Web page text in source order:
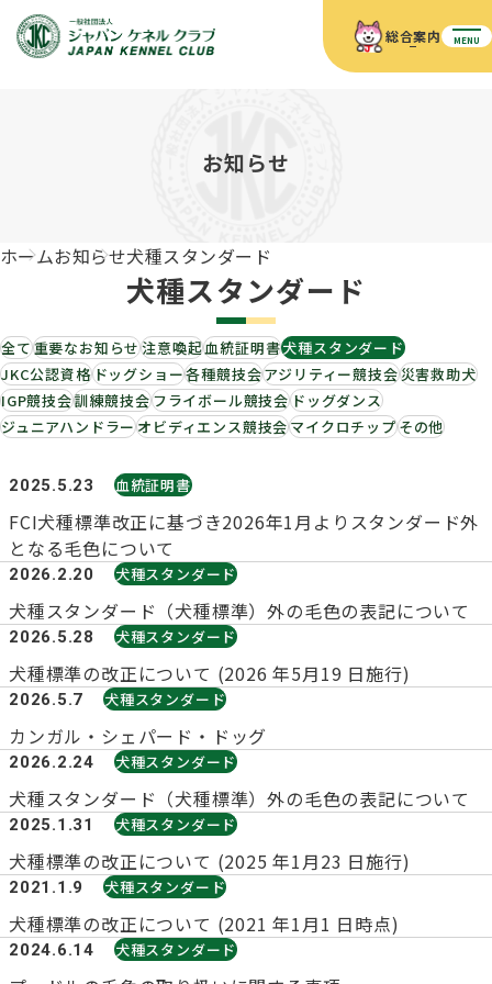
総合案内 MENU
定款
JKCの歴史
ディスクロージャー（情報公開）
有識者会議の提言について
入会のご案内
3分でわかるジャパンケネルクラブ
血統証明書について
血統証明書の見かた
血統証明書・各種申請
血統証明書・所有者名義変更
子犬の申請について
チャンピオンタイトル
繁殖についての基礎知識
正しいブリーディングと守るべき心得
ティーカッププードル、豆柴について
ドッグショー 競技会スケジュール
ドッグショー
チャンピオンについて(ドッグショー・競技会)
ロイヤルカナンアワードについて
JKCブリーディングアワード
訓練競技会
アジリティー競技会
新登録犬種のご紹介
ジュニアハンドラーとは
自由研究<犬について詳しく知ろう！>
ジャックお面を作ってあそぼう♪
JKC公認資格
「資格更新料の自動引落」のご利用について
愛犬飼育管理士
トリマー
ハンドラー
訓練士
スチュワード
審査員
アニマル衛生士
刊行物のご案内
犬の健康管理手帳について
お知らせ 会員向け情報
ダウンロード FAQ
お知らせ
ホームお知らせ犬種スタンダード
犬種スタンダード
全て重要なお知らせ注意喚起血統証明書犬種スタンダード
JKC公認資格ドッグショー各種競技会アジリティー競技会災害救助犬
IGP競技会訓練競技会フライボール競技会ドッグダンス
ジュニアハンドラーオビディエンス競技会マイクロチップその他
2025.5.23 血統証明書
FCI犬種標準改正に基づき2026年1月よりスタンダード外
となる毛色について
2026.2.20 犬種スタンダード
犬種スタンダード（犬種標準）外の毛色の表記について
2026.5.28 犬種スタンダード
犬種標準の改正について (2026 年5月19 日施行)
2026.5.7 犬種スタンダード
カンガル・シェパード・ドッグ
2026.2.24 犬種スタンダード
犬種スタンダード（犬種標準）外の毛色の表記について
2025.1.31 犬種スタンダード
犬種標準の改正について (2025 年1月23 日施行)
2021.1.9 犬種スタンダード
犬種標準の改正について (2021 年1月1 日時点)
2024.6.14 犬種スタンダード